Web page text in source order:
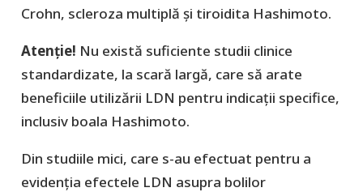
Crohn, scleroza multiplă și tiroidita Hashimoto.
Atenție! Nu există suficiente studii clinice
standardizate, la scară largă, care să arate
beneficiile utilizării LDN pentru indicații specifice,
inclusiv boala Hashimoto.
Din studiile mici, care s-au efectuat pentru a
evidenția efectele LDN asupra bolilor